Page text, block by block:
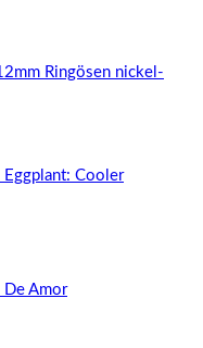
Ringösen nickel-
Amor